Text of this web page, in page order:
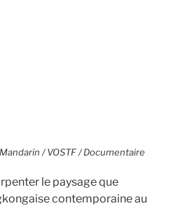
/ VOSTF / Documentaire
le paysage que
contemporaine au